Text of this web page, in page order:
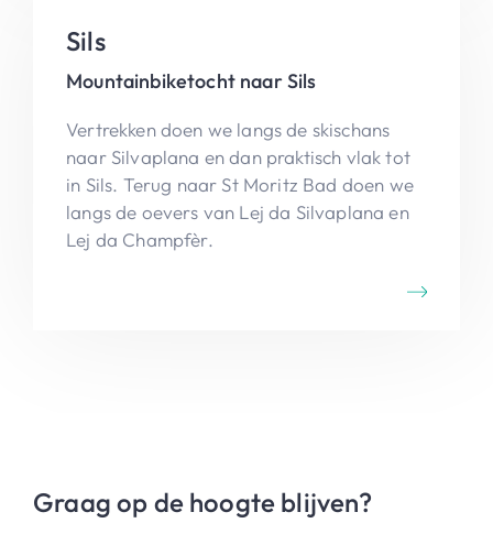
Sils
Mountainbiketocht naar Sils
Vertrekken doen we langs de skischans
naar Silvaplana en dan praktisch vlak tot
in Sils. Terug naar St Moritz Bad doen we
langs de oevers van Lej da Silvaplana en
Lej da Champfèr.
Graag op de hoogte blijven?